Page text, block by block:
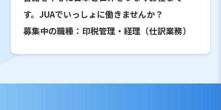
す。JUAでいっしょに働きませんか？
募集中の職種：印税管理・経理（仕訳業務）